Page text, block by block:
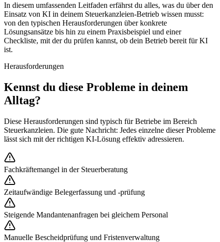
In diesem umfassenden Leitfaden erfährst du alles, was du über den
Einsatz von KI in deinem Steuerkanzleien-Betrieb wissen musst:
von den typischen Herausforderungen über konkrete
Lösungsansätze bis hin zu einem Praxisbeispiel und einer
Checkliste, mit der du prüfen kannst, ob dein Betrieb bereit für KI
ist.
Herausforderungen
Kennst du diese Probleme in deinem
Alltag?
Diese Herausforderungen sind typisch für Betriebe im Bereich
Steuerkanzleien. Die gute Nachricht: Jedes einzelne dieser Probleme
lässt sich mit der richtigen KI-Lösung effektiv adressieren.
Fachkräftemangel in der Steuerberatung
Zeitaufwändige Belegerfassung und -prüfung
Steigende Mandantenanfragen bei gleichem Personal
Manuelle Bescheidprüfung und Fristenverwaltung